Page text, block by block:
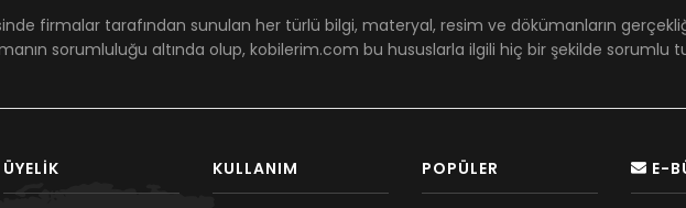
firmalar tarafından sunulan her türlü bilgi, materyal, resim ve dökümanların
sorumluluğu altında olup, kobilerim.com bu hususlarla ilgili hiç bir şekilde sorumlu
ÜYELIK KULLANIM POPÜLER E-